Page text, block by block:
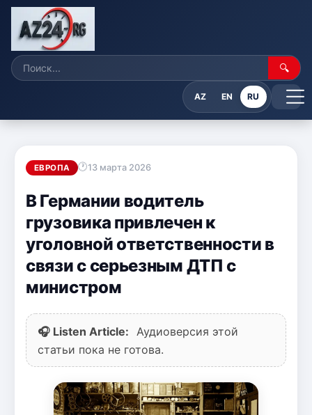
🔍
AZ EN RU
ЕВРОПА 13 марта 2026
В Германии водитель
грузовика привлечен к
уголовной ответственности в
связи с серьезным ДТП с
министром
🎧 Listen Article:
Аудиоверсия этой
статьи пока не готова.